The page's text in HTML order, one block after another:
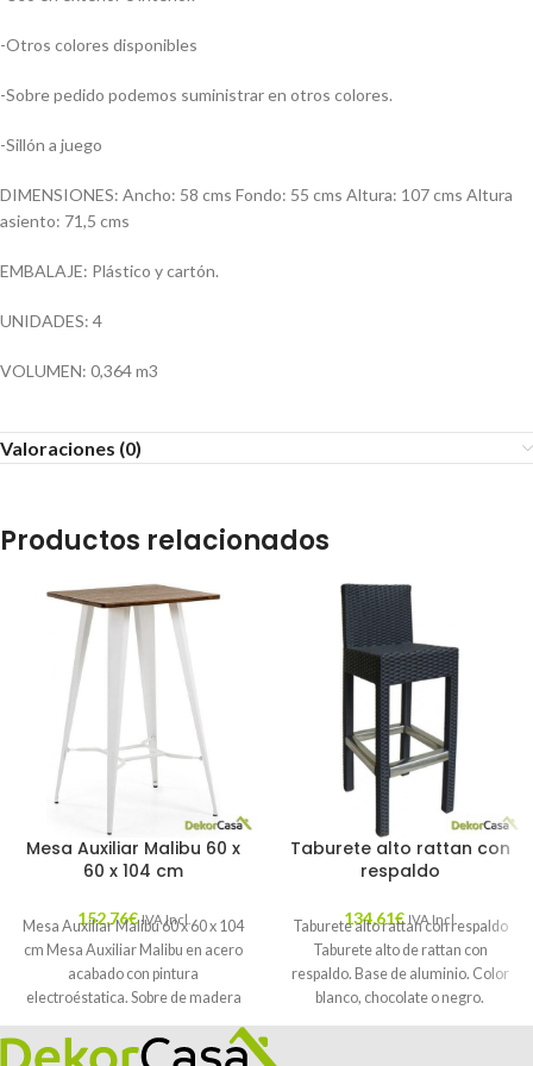
-Otros colores disponibles
-Sobre pedido podemos suministrar en otros colores.
-Sillón a juego
DIMENSIONES: Ancho: 58 cms Fondo: 55 cms Altura: 107 cms Altura
asiento: 71,5 cms
EMBALAJE: Plástico y cartón.
UNIDADES: 4
VOLUMEN: 0,364 m3
Valoraciones (0)
Productos relacionados
Mesa Auxiliar Malibu 60 x
60 x 104 cm
152,76€ IVA Incl.
Mesa Auxiliar Malibu 60 x 60 x 104
cm Mesa Auxiliar Malibu en acero
acabado con pintura
electroéstatica. Sobre de madera
Taburete alto rattan con
respaldo
134,61€ IVA Incl.
Taburete alto rattan con respaldo
Taburete alto de rattan con
respaldo. Base de aluminio. Color
blanco, chocolate o negro.
Medidas: